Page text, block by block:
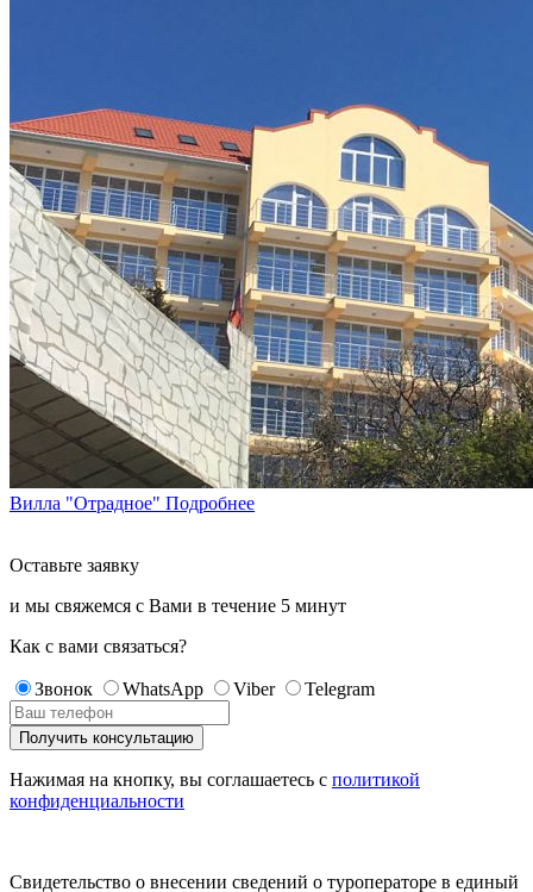
Вилла "Отрадное" Подробнее
Оставьте заявку
и мы свяжемся с Вами в течение 5 минут
Как с вами связаться?
Звонок WhatsApp Viber Telegram
Нажимая на кнопку, вы соглашаетесь с политикой
конфиденциальности
Свидетельство о внесении сведений о туроператоре в единый